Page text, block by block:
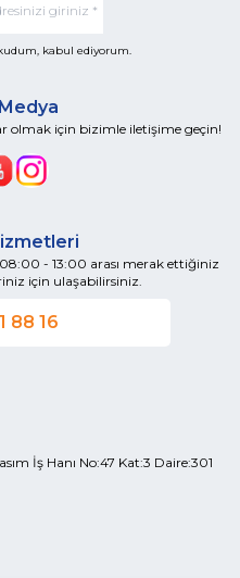
kabul ediyorum.
olmak için bizimle iletişime geçin!
- 13:00 arası merak ettiğiniz
için ulaşabilirsiniz.
88 16
İş Hanı No:47 Kat:3 Daire:301